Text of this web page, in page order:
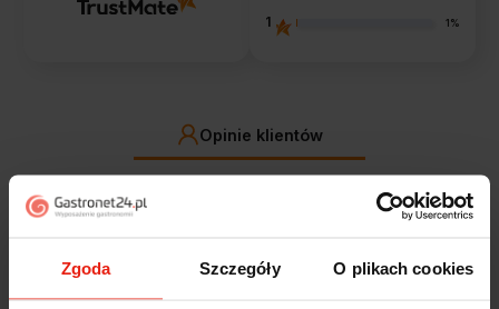
Zgoda Szczegóły O plikach cookies
1 1%
Opinie klientów
filtry
Marcin